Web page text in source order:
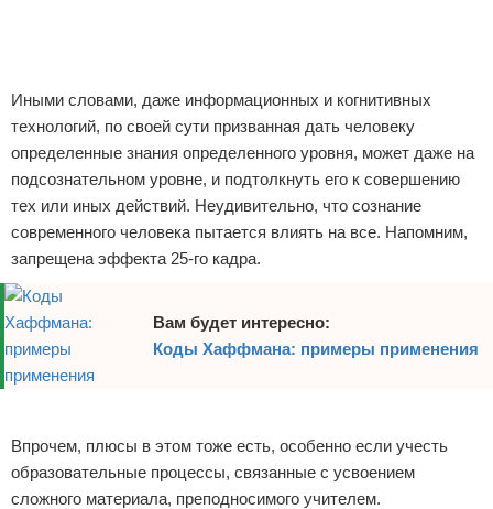
Иными словами, даже информационных и когнитивных
технологий, по своей сути призванная дать человеку
определенные знания определенного уровня, может даже на
подсознательном уровне, и подтолкнуть его к совершению
тех или иных действий. Неудивительно, что сознание
современного человека пытается влиять на все. Напомним,
запрещена эффекта 25-го кадра.
Вам будет интересно:
Коды Хаффмана: примеры применения
Впрочем, плюсы в этом тоже есть, особенно если учесть
образовательные процессы, связанные с усвоением
сложного материала, преподносимого учителем.